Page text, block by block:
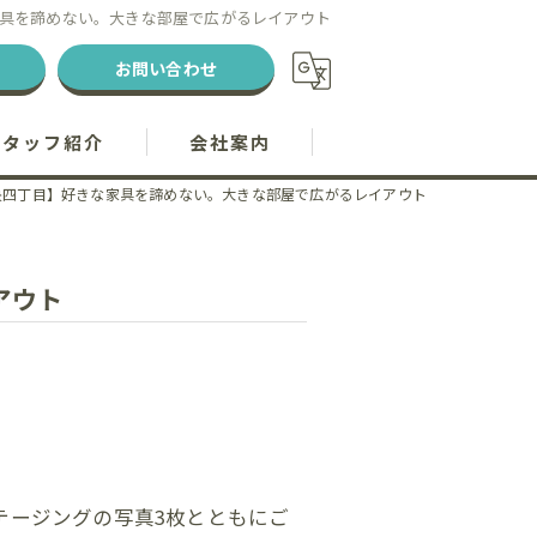
を諦めない。大きな部屋で広がるレイアウト
お問い合わせ
ッフ紹介 会社案内
四丁目】好きな家具を諦めない。大きな部屋で広がるレイアウト
ウト
ジングの写真3枚とともにご